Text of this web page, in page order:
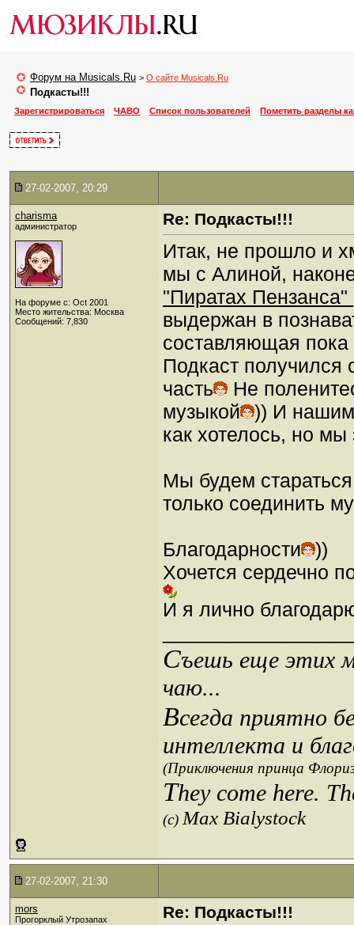
Форум на Musicals.Ru > О сайте Musicals.Ru
Подкасты!!!
Зарегистрироваться ЧАВО Список пользователей Пометить разделы
27-02-2007, 20:29
charisma
администратор
На форуме с: Oct 2001
Место жительства: Москва
Сообщений: 7,830
Re: Подкасты!!!
Итак, не прошло и
мы с Алиной,
"Пиратах Пензанса"
выдержан в
составляющая пока
Подкаст получился
часть
Не
музыкой
)) И
как хотелось, но
Мы будем
только соединить
Благодарности
))
Хочется сердечно
И я лично
Съешь еще этих
чаю...
Всегда приятно
интеллекта и
(Приключения принца
They come here.
(c)Max Bialystock
27-02-2007, 21:30
mors
Прогорклый Утрозапах
Re: Подкасты!!!